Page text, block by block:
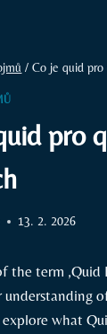
/ Co je quid pro
pro
13. 2. 2026
the term
understanding
explore what